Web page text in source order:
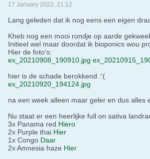
17 January 2022, 21:12
Lang geleden dat ik nog eens een eigen
Kheb nog een mooi rondje op aarde
Initieel wel maar doordat ik bioponics wou
Hier de foto's:
ex_20210908_190910.jpg
hier is de schade berokkend :'(
ex_20210920_194124.jpg
na een week alleen maar geler en dus alles
Nu staat er een heerlijke full on sativa
3x Panama red Hiero
2x Purple thai Hier
1x Congo Daar
2x Amnesia haze Hier